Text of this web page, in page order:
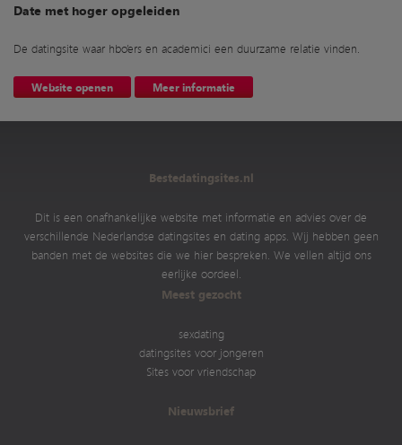
Date met hoger opgeleiden
De datingsite waar hbo’ers en academici een duurzame relatie vinden.
Website openen Meer informatie
Bestedatingsites.nl
Dit is een onafhankelijke website met informatie en advies over de
verschillende Nederlandse datingsites en dating apps. Wij hebben geen
banden met de websites die we hier bespreken. We vellen altijd ons
eerlijke oordeel.
Meest gezocht
sexdating
datingsites voor jongeren
Sites voor vriendschap
Nieuwsbrief